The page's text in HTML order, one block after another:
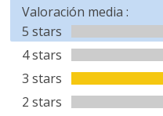
Valoración media :
5 stars
4 stars
3 stars
2 stars